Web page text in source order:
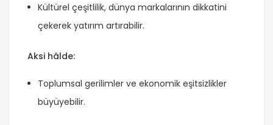
Kültürel çeşitlilik, dünya markalarının dikkatini
çekerek yatırım artırabilir.
Aksi hâlde:
Toplumsal gerilimler ve ekonomik eşitsizlikler
büyüyebilir.